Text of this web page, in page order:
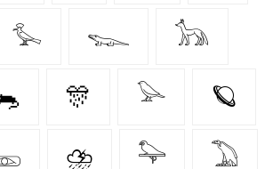
𓅙 𓆊 𓃥
🎊 𓅪 🪐
⛈️ 𓅍 𓅐